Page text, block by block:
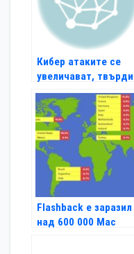
Кибер атаките се
увеличават, твърди
висш шпионин
Flashback е заразил
над 600 000 Мас